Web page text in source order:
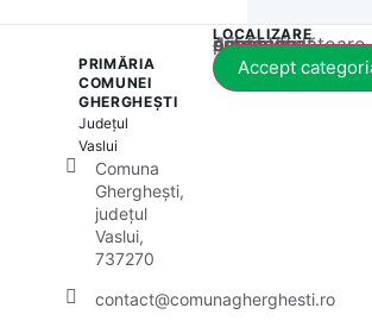
PRIMĂRIA
COMUNEI
GHERGHEȘTI
Județul
Vaslui
Comuna
Gherghești,
județul
Vaslui,
737270
contact@comunagherghesti.ro
LOCALIZARE
Acest conținut este blocat până când acceptați categoria corespunzătoare de cookie-uri.
Accept